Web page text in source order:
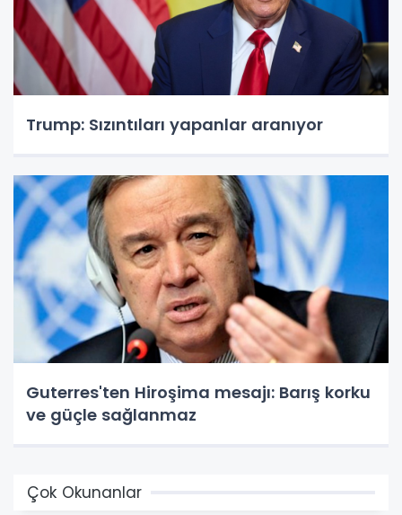
Trump: Sızıntıları yapanlar aranıyor
Guterres'ten Hiroşima mesajı: Barış korku
ve güçle sağlanmaz
Çok Okunanlar